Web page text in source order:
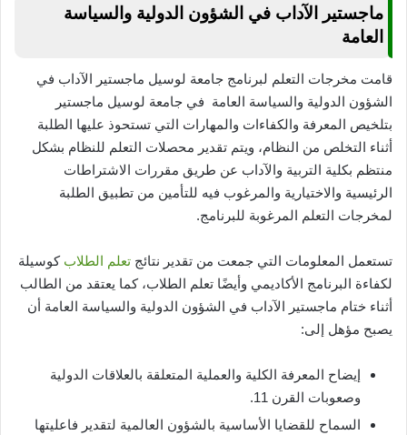
ماجستير الآداب في الشؤون الدولية والسياسة
العامة
قامت مخرجات التعلم لبرنامج جامعة لوسيل ماجستير الآداب في
الشؤون الدولية والسياسة العامة في جامعة لوسيل ماجستير
بتلخيص المعرفة والكفاءات والمهارات التي تستحوذ عليها الطلبة
أثناء التخلص من النظام، ويتم تقدير محصلات التعلم للنظام بشكل
منتظم بكلية التربية والآداب عن طريق مقررات الاشتراطات
الرئيسية والاختيارية والمرغوب فيه للتأمين من تطبيق الطلبة
لمخرجات التعلم المرغوبة للبرنامج.
تستعمل المعلومات التي جمعت من تقدير نتائج تعلم الطلاب كوسيلة
لكفاءة البرنامج الأكاديمي وأيضًا تعلم الطلاب، كما يعتقد من الطالب
أثناء ختام ماجستير الآداب في الشؤون الدولية والسياسة العامة أن
يصبح مؤهل إلى:
إيضاح المعرفة الكلية والعملية المتعلقة بالعلاقات الدولية
وصعوبات القرن 11.
السماح للقضايا الأساسية بالشؤون العالمية لتقدير فاعليتها